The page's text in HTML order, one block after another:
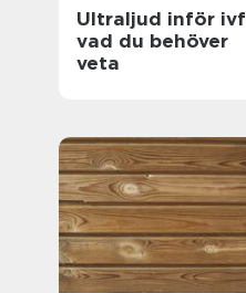
Ultraljud inför ivf
vad du behöver
veta